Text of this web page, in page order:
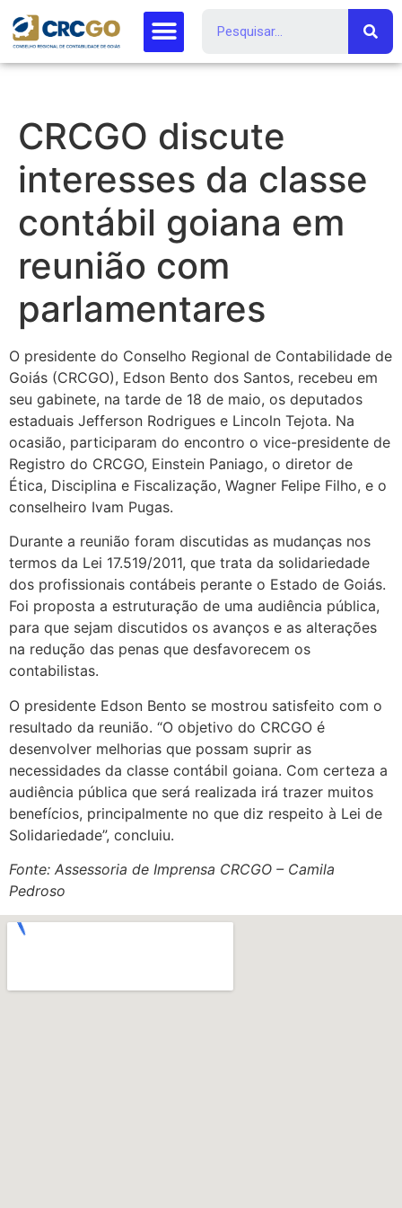
CRCGO discute
interesses da classe
contábil goiana em
reunião com
parlamentares
O presidente do Conselho Regional de Contabilidade de
Goiás (CRCGO), Edson Bento dos Santos, recebeu em
seu gabinete, na tarde de 18 de maio, os deputados
estaduais Jefferson Rodrigues e Lincoln Tejota. Na
ocasião, participaram do encontro o vice-presidente de
Registro do CRCGO, Einstein Paniago, o diretor de
Ética, Disciplina e Fiscalização, Wagner Felipe Filho, e o
conselheiro Ivam Pugas.
Durante a reunião foram discutidas as mudanças nos
termos da Lei 17.519/2011, que trata da solidariedade
dos profissionais contábeis perante o Estado de Goiás.
Foi proposta a estruturação de uma audiência pública,
para que sejam discutidos os avanços e as alterações
na redução das penas que desfavorecem os
contabilistas.
O presidente Edson Bento se mostrou satisfeito com o
resultado da reunião. “O objetivo do CRCGO é
desenvolver melhorias que possam suprir as
necessidades da classe contábil goiana. Com certeza a
audiência pública que será realizada irá trazer muitos
benefícios, principalmente no que diz respeito à Lei de
Solidariedade”, concluiu.
Fonte: Assessoria de Imprensa CRCGO – Camila
Pedroso